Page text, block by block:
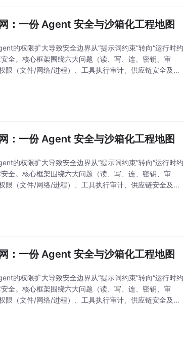
：一份 Agent 安全与沙箱化工程地图
的权限扩大导致安全边界从“提示词约束”转向“运行时约
全。核心框架围绕六大问题（读、写、连、密钥、审
限（文件/网络/进程）、工具执行审计、供应链安全及独
：一份 Agent 安全与沙箱化工程地图
的权限扩大导致安全边界从“提示词约束”转向“运行时约
全。核心框架围绕六大问题（读、写、连、密钥、审
限（文件/网络/进程）、工具执行审计、供应链安全及独
：一份 Agent 安全与沙箱化工程地图
的权限扩大导致安全边界从“提示词约束”转向“运行时约
全。核心框架围绕六大问题（读、写、连、密钥、审
限（文件/网络/进程）、工具执行审计、供应链安全及独